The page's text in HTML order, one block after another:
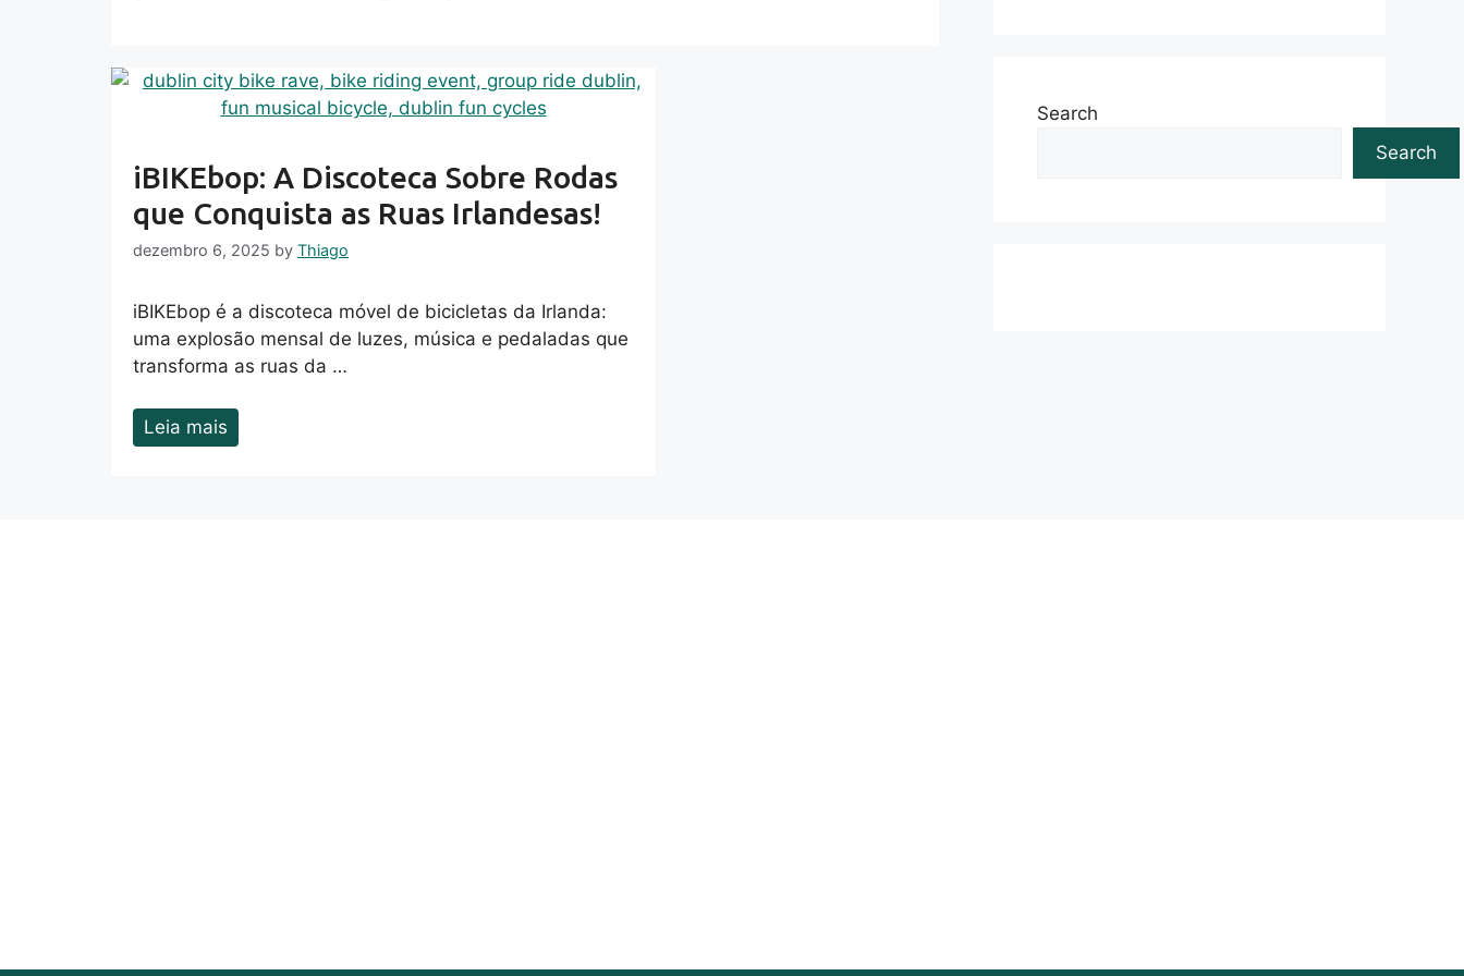
iBIKEbop: A Discoteca Sobre Rodas
que Conquista as Ruas Irlandesas!
dezembro 6, 2025 by Thiago
iBIKEbop é a discoteca móvel de bicicletas da Irlanda:
uma explosão mensal de luzes, música e pedaladas que
transforma as ruas da …
Leia mais
Search
Search